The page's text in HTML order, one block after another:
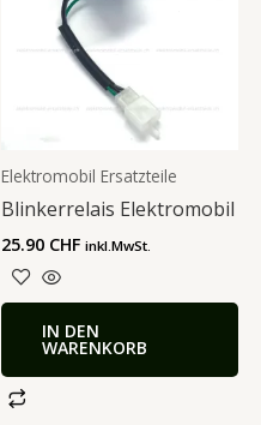
Elektromobil Ersatzteile
Blinkerrelais Elektromobil
25.90 CHF inkl.MwSt.
IN DEN
WARENKORB